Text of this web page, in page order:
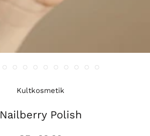
Kultkosmetik
Nailberry Polish